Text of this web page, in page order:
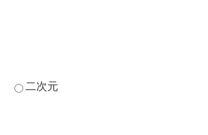
二次元